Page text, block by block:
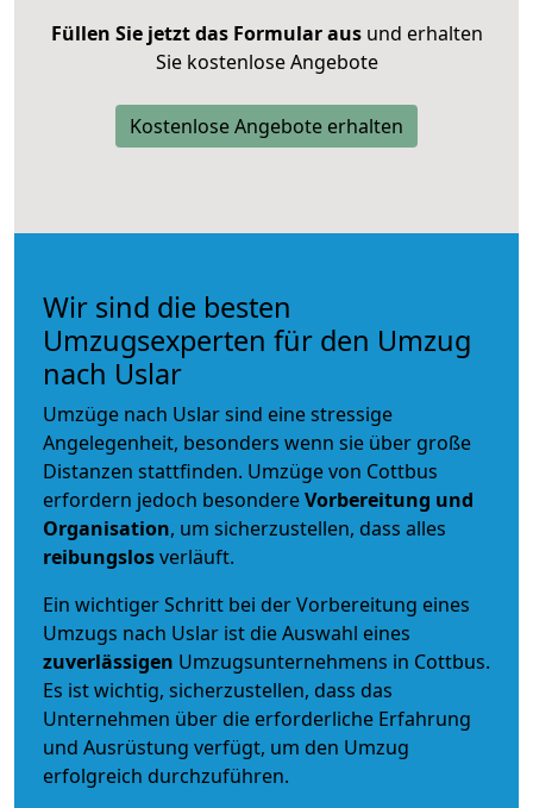
Füllen Sie jetzt das Formular ausund erhalten
Sie kostenlose Angebote
Kostenlose Angebote erhalten
Wir sind die besten
Umzugsexperten für den Umzug
nach Uslar
Umzüge nach Uslar sind eine stressige
Angelegenheit, besonders wenn sie über große
Distanzen stattfinden. Umzüge von Cottbus
erfordern jedoch besondereVorbereitung und
Organisation, um sicherzustellen, dass alles
reibungslosverläuft.
Ein wichtiger Schritt bei der Vorbereitung eines
Umzugs nach Uslar ist die Auswahl eines
zuverlässigen Umzugsunternehmens in Cottbus.
Es ist wichtig, sicherzustellen, dass das
Unternehmen über die erforderliche Erfahrung
und Ausrüstung verfügt, um den Umzug
erfolgreich durchzuführen.